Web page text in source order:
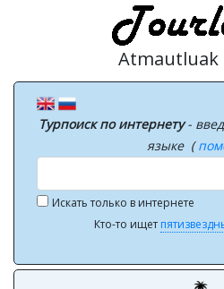
Турпоиск по интернету-
языке (
Искать только в интернете
Кто-то ищет